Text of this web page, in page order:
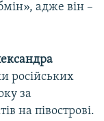
адже він –
російських
за
на півострові.